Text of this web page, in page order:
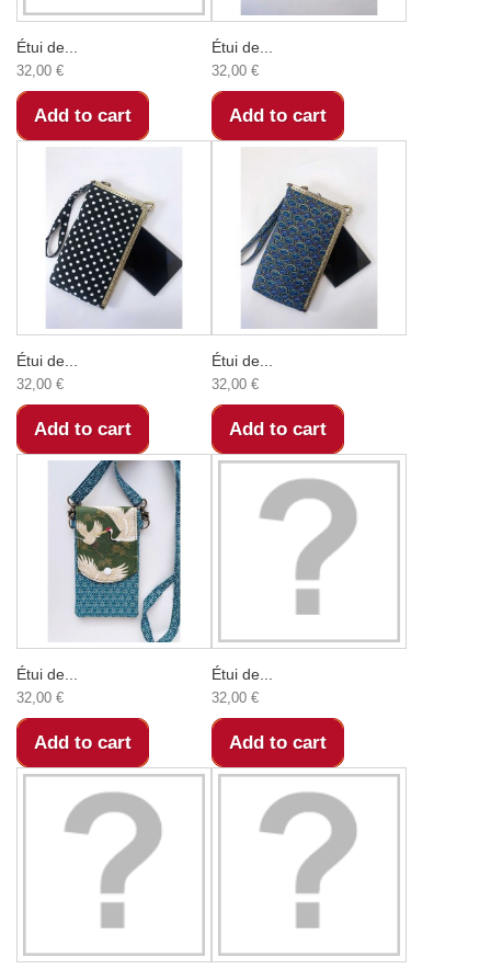
Étui de...
32,00 €
Add to cart
Étui de...
32,00 €
Add to cart
Étui de...
32,00 €
Add to cart
Étui de...
32,00 €
Add to cart
Étui de...
32,00 €
Add to cart
Étui de...
32,00 €
Add to cart